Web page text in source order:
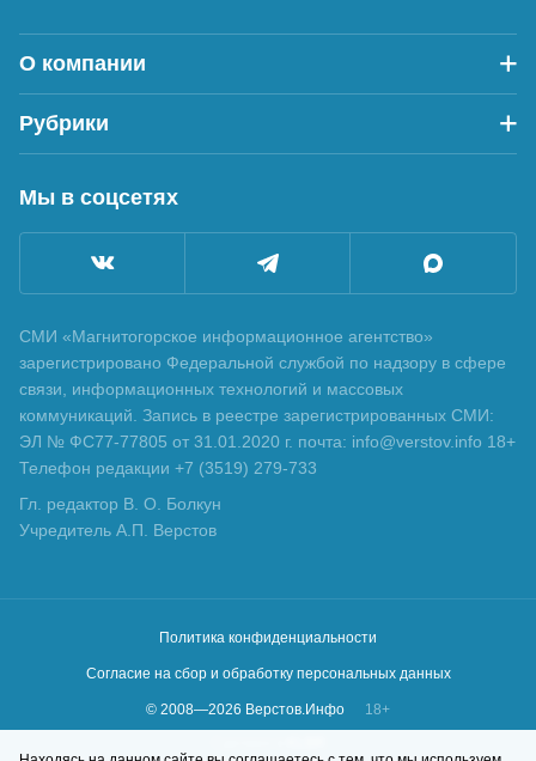
О компании
Рубрики
Мы в соцсетях
СМИ «Магнитогорское информационное агентство»
зарегистрировано Федеральной службой по надзору в сфере
связи, информационных технологий и массовых
коммуникаций. Запись в реестре зарегистрированных СМИ:
ЭЛ № ФС77-77805 от 31.01.2020 г. почта: info@verstov.info 18+
Телефон редакции +7 (3519) 279-733
Гл. редактор В. О. Болкун
Учредитель А.П. Верстов
Политика конфиденциальности
Согласие на сбор и обработку персональных данных
© 2008—2026 Верстов.Инфо
18+